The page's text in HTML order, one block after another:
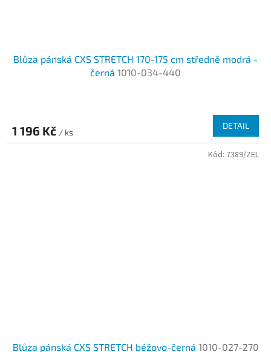
Blůza pánská CXS STRETCH 170-175 cm středně modrá -
černá 1010-034-440
1 196 Kč / ks
DETAIL
Blůza pánská CXS STRETCH béžovo-černá 1010-027-270
Kód: 7389/ZEL